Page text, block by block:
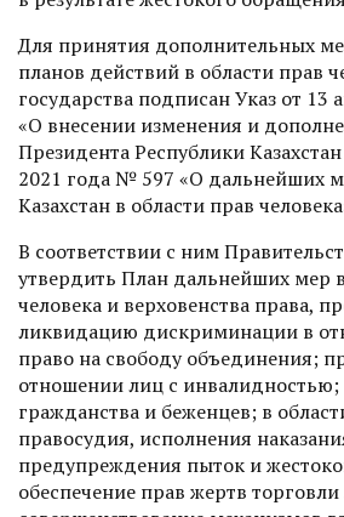
Для принятия дополнительных
планов действий в области прав
государства подписан Указ от 13
«О внесении изменения и
Президента Респуб­лики
2021 года № 597 «О дальнейших
Казахстан в области прав
В соответствии с ним
утвердить План дальнейших мер
человека и верховенства права,
ликвидацию дискриминации в
право на свободу объединения;
отношении лиц с инвалидностью;
гражданства и беженцев; в
правосудия, исполнения
предупреждения пыток и
обеспечение прав жертв